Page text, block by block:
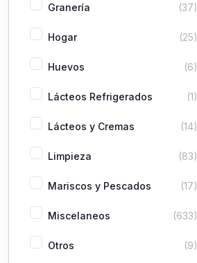
Granería (37)
Hogar (25)
Huevos (6)
Lácteos Refrigerados (1)
Lácteos y Cremas (14)
Limpieza (83)
Mariscos y Pescados (17)
Miscelaneos (633)
Otros (9)